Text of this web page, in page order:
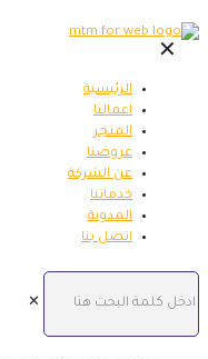
✕
الرئيسية
اعمالنا
المتجر
عروضنا
عن الشركة
خدماتنا
المدونة
اتصل بنا
✕